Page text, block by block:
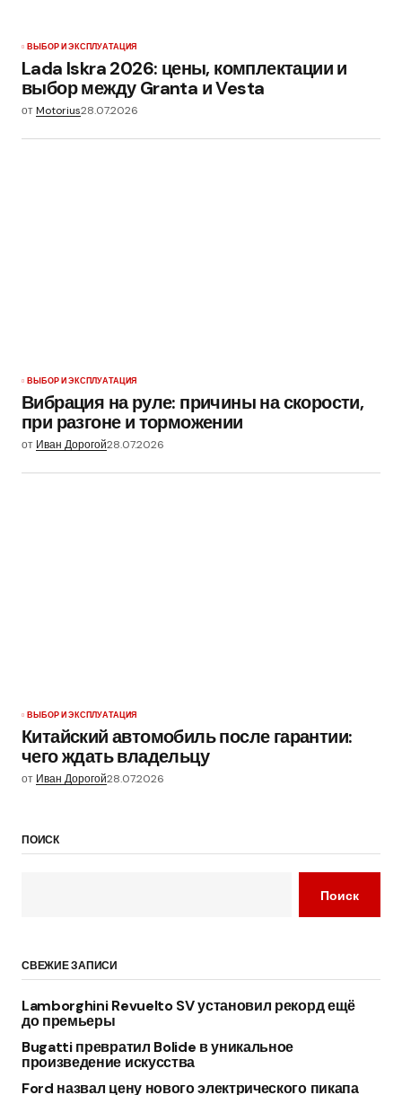
ВЫБОР И ЭКСПЛУАТАЦИЯ
Lada Iskra 2026: цены, комплектации и
выбор между Granta и Vesta
отMotorius28.07.2026
ВЫБОР И ЭКСПЛУАТАЦИЯ
Вибрация на руле: причины на скорости,
при разгоне и торможении
от Иван Дорогой28.07.2026
ВЫБОР И ЭКСПЛУАТАЦИЯ
Китайский автомобиль после гарантии:
чего ждать владельцу
от Иван Дорогой28.07.2026
ПОИСК
Поиск
СВЕЖИЕ ЗАПИСИ
Lamborghini Revuelto SV установил рекорд ещё
до премьеры
Bugatti превратил Bolide в уникальное
произведение искусства
Ford назвал цену нового электрического пикапа